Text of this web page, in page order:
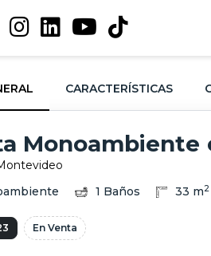
CARACTERÍSTICAS
Monoambiente
1 Baños 33 m2
En Venta